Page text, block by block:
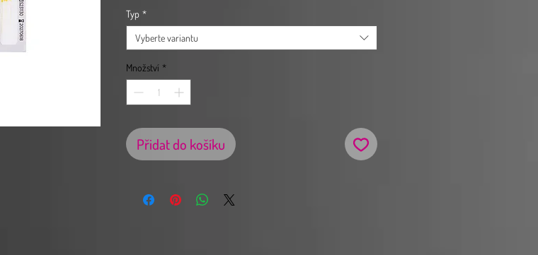
Typ *
Vyberte variantu
Množství *
Přidat do košíku